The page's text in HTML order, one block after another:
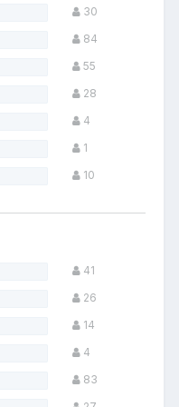
30
84
55
28
4
1
10
41
26
14
4
83